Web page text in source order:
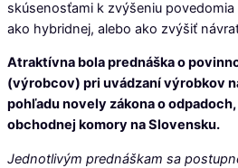
skúsenosťami k zvýšeniu povedomia
ako hybridnej, alebo ako zvýšiť
Atraktívna bola prednáška o
(výrobcov) pri uvádzaní výrobkov
pohľadu novely zákona o
obchodnej komory na Slovensku.
Jednotlivým prednáškam sa